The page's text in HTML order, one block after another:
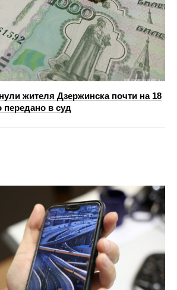
жителя Дзержинска почти на 18
в суд